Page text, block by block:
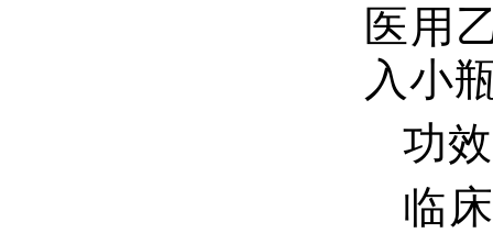
医用
入小
功
临